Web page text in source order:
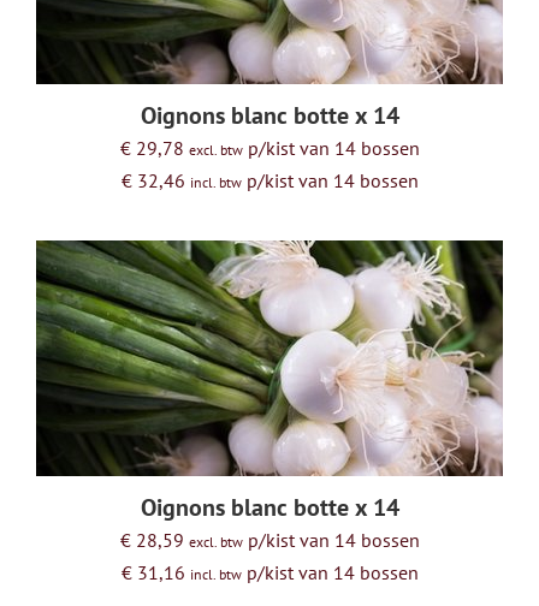
Oignons blanc botte x 14
€ 29,78 excl. btwp/kist van 14 bossen
€ 32,46 incl. btwp/kist van 14 bossen
Oignons blanc botte x 14
€ 28,59 excl. btwp/kist van 14 bossen
€ 31,16 incl. btwp/kist van 14 bossen